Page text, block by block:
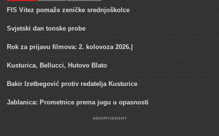
FIS Vitez pomaže zeničke srednjoškolce
Svjetski dan tonske probe
Rok za prijavu filmova: 2. kolovoza 2026.|
Kusturica, Bellucci, Hutovo Blato
Bakir Izetbegović protiv redatelja Kusturice
Jablanica: Prometnice prema jugu u opasnosti
ADVERTISEMENT